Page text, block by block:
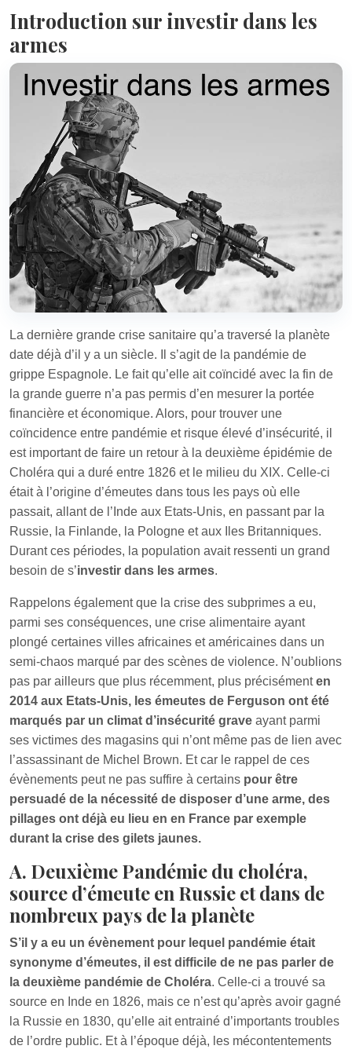
Introduction sur investir dans les
armes
La dernière grande crise sanitaire qu’a traversé la planète
date déjà d’il y a un siècle. Il s’agit de la pandémie de
grippe Espagnole. Le fait qu’elle ait coïncidé avec la fin de
la grande guerre n’a pas permis d’en mesurer la portée
financière et économique. Alors, pour trouver une
coïncidence entre pandémie et risque élevé d’insécurité, il
est important de faire un retour à la deuxième épidémie de
Choléra qui a duré entre 1826 et le milieu du XIX. Celle-ci
était à l’origine d’émeutes dans tous les pays où elle
passait, allant de l’Inde aux Etats-Unis, en passant par la
Russie, la Finlande, la Pologne et aux Iles Britanniques.
Durant ces périodes, la population avait ressenti un grand
besoin de s’investir dans les armes.
Rappelons également que la crise des subprimes a eu,
parmi ses conséquences, une crise alimentaire ayant
plongé certaines villes africaines et américaines dans un
semi-chaos marqué par des scènes de violence. N’oublions
pas par ailleurs que plus récemment, plus précisémenten
2014 aux Etats-Unis, les émeutes de Ferguson ont été
marqués par un climat d’insécurité grave ayant parmi
ses victimes des magasins qui n’ont même pas de lien avec
l’assassinant de Michel Brown. Et car le rappel de ces
évènements peut ne pas suffire à certains pour être
persuadé de la nécessité de disposer d’une arme, des
pillages ont déjà eu lieu en en France par exemple
durant la crise des gilets jaunes.
A. Deuxième Pandémie du choléra,
source d’émeute en Russie et dans de
nombreux pays de la planète
S’il y a eu un évènement pour lequel pandémie était
synonyme d’émeutes, il est difficile de ne pas parler de
la deuxième pandémie de Choléra. Celle-ci a trouvé sa
source en Inde en 1826, mais ce n’est qu’après avoir gagné
la Russie en 1830, qu’elle ait entrainé d’importants troubles
de l’ordre public. Et à l’époque déjà, les mécontentements